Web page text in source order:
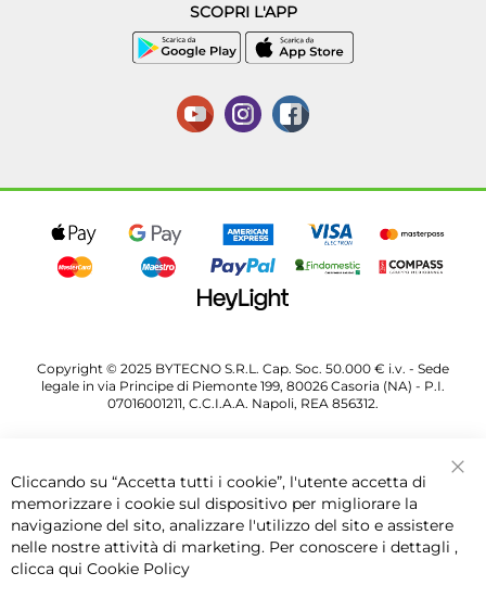
SCOPRI L'APP
Copyright © 2025 BYTECNO S.R.L. Cap. Soc. 50.000 € i.v. - Sede
legale in via Principe di Piemonte 199, 80026 Casoria (NA) - P.I.
07016001211, C.C.I.A.A. Napoli, REA 856312.
Cliccando su “Accetta tutti i cookie”, l'utente accetta di
memorizzare i cookie sul dispositivo per migliorare la
navigazione del sito, analizzare l'utilizzo del sito e assistere
nelle nostre attività di marketing. Per conoscere i dettagli ,
clicca qui Cookie Policy